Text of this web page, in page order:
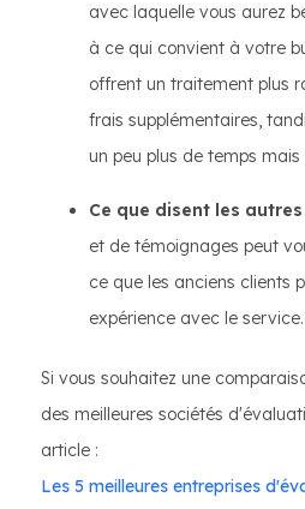
avec laquelle vous aurez
à ce qui convient à votre
offrent un traitement plus
frais supplémentaires,
un peu plus de temps
Ce que disent les autres
et de témoignages peut
ce que les anciens clients
expérience avec le service.
Si vous souhaitez une
des meilleures sociétés
article :
Les 5 meilleures entreprises